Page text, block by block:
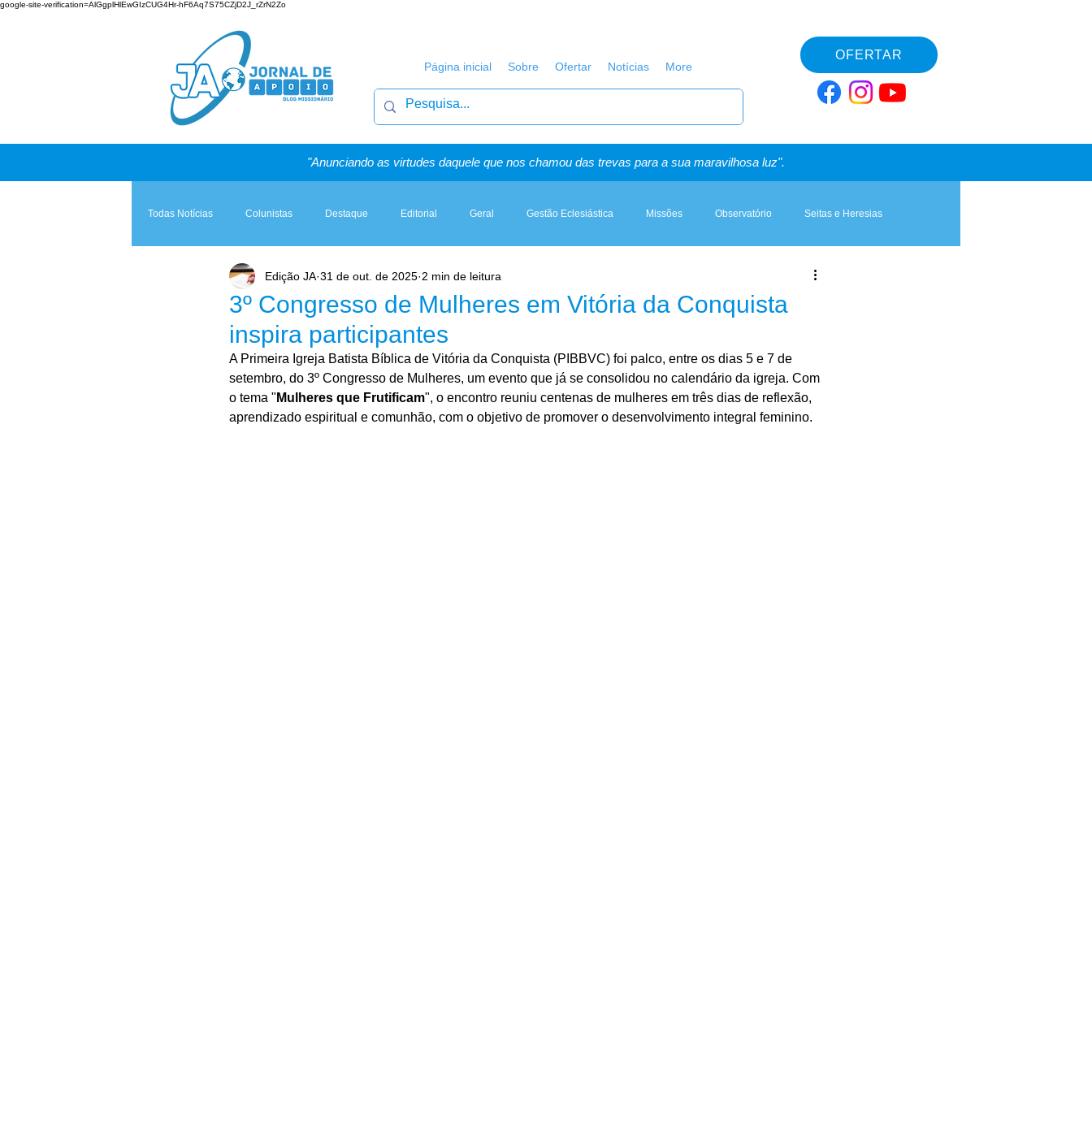
google-site-verification=AlGgplHlEwGIzCUG4Hr-hF6Aq7S75CZjD2J_rZrN2Zo
Página inicial Sobre Ofertar Notícias More
OFERTAR
"Anunciando as virtudes daquele que nos chamou das trevas para a sua maravilhosa luz".
Todas Notícias Colunistas Destaque Editorial Geral Gestão Eclesiástica Missões Observatório Seitas e Heresias
Teologia & Prática A Igreja e a Lei Artigos, Sermões & Esboços
3º Congresso de Mulheres em Vitória da Conquista
inspira participantes
Edição JA 31 de out. de 2025 2 min de leitura
A Primeira Igreja Batista Bíblica de Vitória da Conquista (PIBBVC) foi palco, entre os dias 5 e 7 de
setembro, do 3º Congresso de Mulheres, um evento que já se consolidou no calendário da igreja. Com
o tema " Mulheres que Frutificam", o encontro reuniu centenas de mulheres em três dias de reflexão,
aprendizado espiritual e comunhão, com o objetivo de promover o desenvolvimento integral feminino.